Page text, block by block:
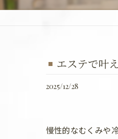
エステで叶
2025/12/28
慢性的なむくみや